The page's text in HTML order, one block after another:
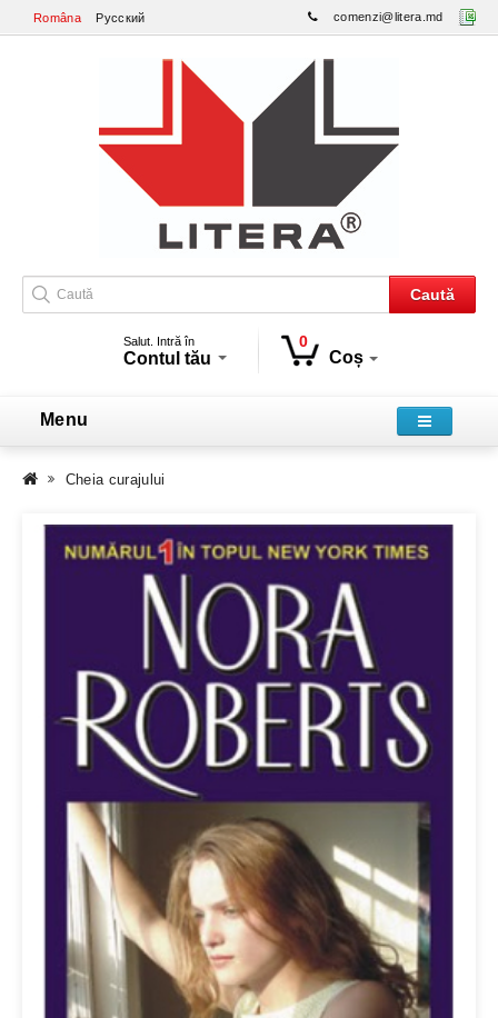
Româna Русский comenzi@litera.md
Caută
Salut. Intră în
Contul tău
0
Coș
Menu
Cheia curajului